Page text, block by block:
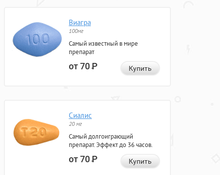
Виагра
100мг
Самый известный в мире
препарат
от 70Р Купить
Сиалис
20 мг
Самый долгоиграющий
препарат. Эффект до 36 часов.
от 70Р Купить